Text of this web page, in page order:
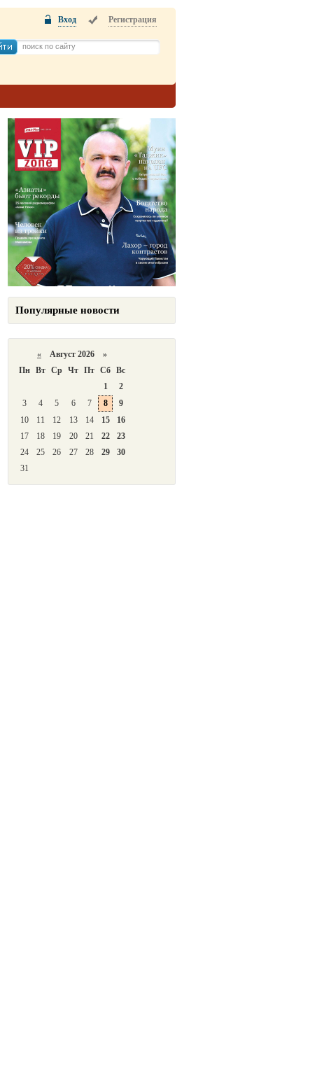
Вход Регистрация
Популярные новости
« Август 2026 »
Пн Вт Ср Чт Пт Сб Вс
1
2
3
4 5 6 7 8
9
10
11 12 13 14 15
16
17
18 19 20 21 22
23
24
25 26 27 28 29
30
31